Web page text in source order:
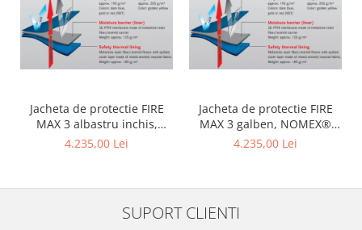
Jacheta de protectie FIRE
MAX 3 albastru inchis,
NOMEX® TOUGHT
4.235,00 Lei
Jacheta de protectie FIRE
MAX 3 galben, NOMEX®
Tought
4.235,00 Lei
SUPORT CLIENTI